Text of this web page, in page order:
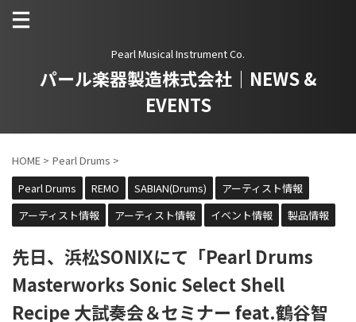
Pearl Musical Instrument Co.
パール楽器製造株式会社｜NEWS &
EVENTS
HOME > Pearl Drums >
Pearl Drums
REMO SABIAN(Drums)
アーティスト情報
アーティスト情報
アーティスト情報 イベント情報 製品情報
先日、浜松SONIXにて「Pearl Drums
Masterworks Sonic Select Shell
Recipe 大試奏会＆セミナー feat.鶴谷智